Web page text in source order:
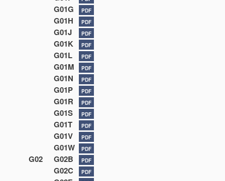
G01G PDF
G01H PDF
G01J PDF
G01K PDF
G01L PDF
G01M PDF
G01N PDF
G01P PDF
G01R PDF
G01S PDF
G01T PDF
G01V PDF
G01W PDF
G02 G02B PDF
G02C PDF